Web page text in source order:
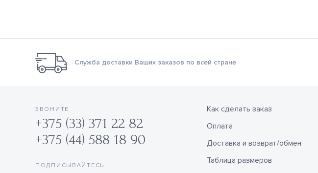
Служба доставки Ваших заказов по всей стране
ЗВОНИТЕ
+375 (33) 371 22 82
+375 (44) 588 18 90
ПОДПИСЫВАЙТЕСЬ
Как сделать заказ
Оплата
Доставка и возврат/обмен
Таблица размеров